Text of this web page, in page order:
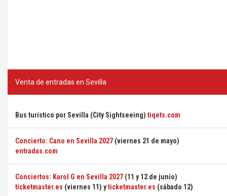
Venta de entradas en Sevilla
Bus turístico por Sevilla (City Sightseeing) tiqets.com
Concierto: Cano en Sevilla 2027 (viernes 21 de mayo)
entradas.com
Conciertos: Karol G en Sevilla 2027 (11 y 12 de junio)
ticketmaster.es (viernes 11) yticketmaster.es (sábado 12)